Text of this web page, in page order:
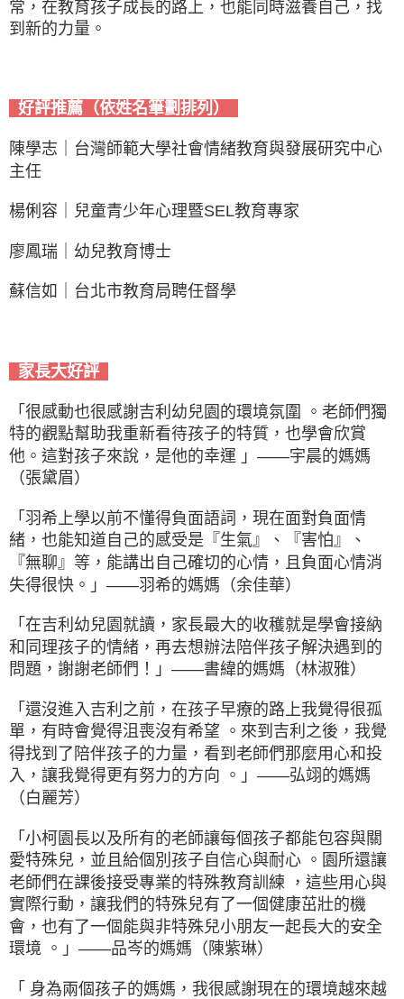
常，在教育孩子成長的路上，也能同時滋養自己，找
到新的力量。
好評推薦（依姓名筆劃排列）
陳學志｜台灣師範大學社會情緒教育與發展研究中心
主任
楊俐容｜兒童青少年心理暨SEL教育專家
廖鳳瑞｜幼兒教育博士
蘇信如｜台北市教育局聘任督學
家長大好評
「很感動也很感謝吉利幼兒園的環境氛圍 。老師們獨
特的觀點幫助我重新看待孩子的特質，也學會欣賞
他。這對孩子來說，是他的幸運 」——宇晨的媽媽
（張黛眉）
「羽希上學以前不懂得負面語詞，現在面對負面情
緒，也能知道自己的感受是『生氣』、『害怕』、
『無聊』等，能講出自己確切的心情，且負面心情消
失得很快。」——羽希的媽媽（余佳華）
「在吉利幼兒園就讀，家長最大的收穫就是學會接納
和同理孩子的情緒，再去想辦法陪伴孩子解決遇到的
問題，謝謝老師們！」——書緯的媽媽（林淑雅）
「還沒進入吉利之前，在孩子早療的路上我覺得很孤
單，有時會覺得沮喪沒有希望 。來到吉利之後，我覺
得找到了陪伴孩子的力量，看到老師們那麼用心和投
入，讓我覺得更有努力的方向 。」——弘翊的媽媽
（白麗芳）
「小柯園長以及所有的老師讓每個孩子都能包容與關
愛特殊兒，並且給個別孩子自信心與耐心 。園所還讓
老師們在課後接受專業的特殊教育訓練 ，這些用心與
實際行動，讓我們的特殊兒有了一個健康茁壯的機
會，也有了一個能與非特殊兒小朋友一起長大的安全
環境 。」——品岑的媽媽（陳紫琳）
「 身為兩個孩子的媽媽，我很感謝現在的環境越來越